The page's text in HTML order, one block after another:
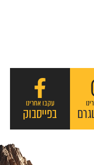
עקבו אחרינו
בפייסבוק